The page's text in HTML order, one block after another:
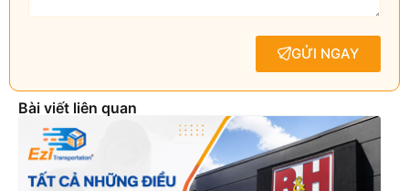
GỬI NGAY
Bài viết liên quan